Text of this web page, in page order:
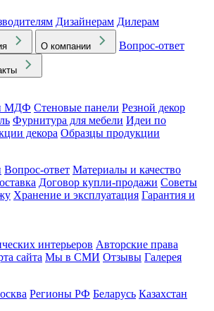
Дизайнерам Дилерам
О компании
Вопрос-ответ
и МДФ Стеновые панели Резной декор
Фурнитура для мебели Идеи по
декора Образцы продукции
Вопрос-ответ Материалы и качество
Договор купли-продажи Советы
Хранение и эксплуатация Гарантия и
интерьеров Авторские права
сайта Мы в СМИ Отзывы Галерея
Регионы РФ Беларусь Казахстан